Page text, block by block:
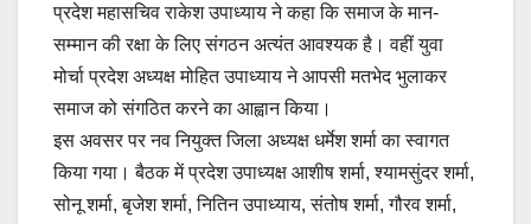
प्रदेश महासचिव राकेश उपाध्याय ने कहा कि समाज के मान-
सम्मान की रक्षा के लिए संगठन अत्यंत आवश्यक है। वहीं युवा
मोर्चा प्रदेश अध्यक्ष मोहित उपाध्याय ने आपसी मतभेद भुलाकर
समाज को संगठित करने का आह्वान किया।
इस अवसर पर नव नियुक्त जिला अध्यक्ष धर्मेश शर्मा का स्वागत
किया गया। बैठक में प्रदेश उपाध्यक्ष आशीष शर्मा, श्यामसुंदर शर्मा,
सोनू शर्मा, बृजेश शर्मा, नितिन उपाध्याय, संतोष शर्मा, गौरव शर्मा,